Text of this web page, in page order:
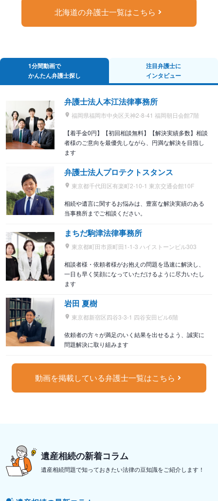
北海道の弁護士一覧はこちら
1分間動画で
かんたん弁護士探し
注目弁護士に
インタビュー
弁護士法人本江法律事務所
福岡県福岡市中央区天神2-8-41 福岡朝日会館7階
【着手金0円】【初回相談無料】【解決実績多数】相談
者様のご意向を最優先しながら、円満な解決を目指し
ます
弁護士法人プロテクトスタンス
東京都千代田区有楽町2-10-1 東京交通会館10F
相続や遺言に関するお悩みは、豊富な解決実績のある
当事務所までご相談ください。
まちだ駒津法律事務所
東京都町田市原町田1-1-3 ハイストーンビル303
相談者様・依頼者様がお抱えの問題を迅速に解決し、
一日も早く笑顔になっていただけるように尽力いたし
ます
岩田 夏樹
東京都新宿区四谷3-3-1 四谷安田ビル6階
依頼者の方々が満足のいく結果を出せるよう、誠実に
問題解決に取り組みます
動画を掲載している弁護士一覧はこちら
遺産相続の新着コラム
遺産相続問題で知っておきたい法律の豆知識をご紹介します！